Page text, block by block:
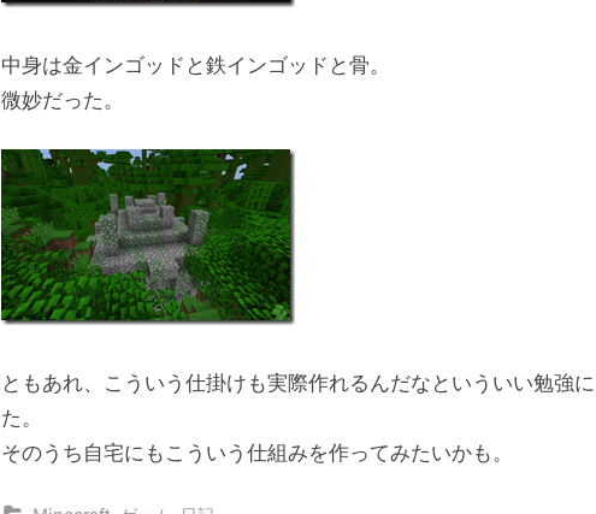
中身は金インゴッドと鉄インゴッドと骨。
微妙だった。
ともあれ、こういう仕掛けも実際作れるんだなといういい勉強
た。
そのうち自宅にもこういう仕組みを作ってみたいかも。